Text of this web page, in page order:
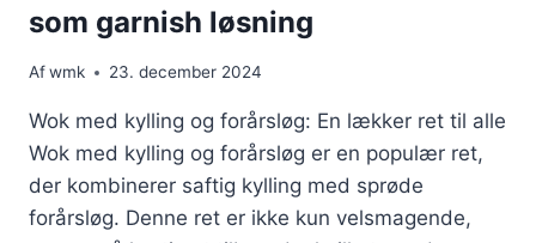
som garnish løsning
Afwmk 23. december 2024
Wok med kylling og forårsløg: En lækker ret til alle
Wok med kylling og forårsløg er en populær ret,
der kombinerer saftig kylling med sprøde
forårsløg. Denne ret er ikke kun velsmagende,